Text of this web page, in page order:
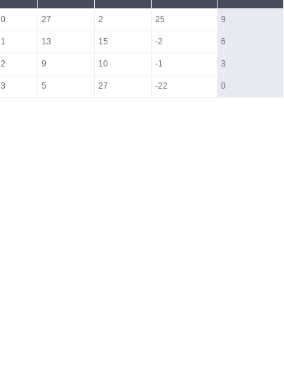
0 27 2 25 9
1 13 15 -2 6
2 9 10 -1 3
3 5 27 -22 0